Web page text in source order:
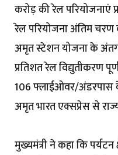
करोड़ की रेल परियोजनाएं
रेल परियोजना अंतिम
अमृत स्टेशन योजना के
प्रतिशत रेल विद्युतीकरण
106 फ्लाईओवर/
अमृत भारत एक्सप्रेस से
मुख्यमंत्री ने कहा कि पर्यटन